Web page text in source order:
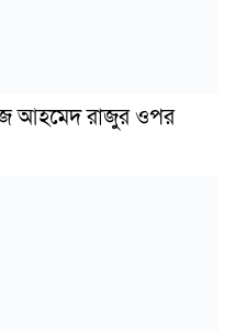
আহমেদ রাজুর ওপর